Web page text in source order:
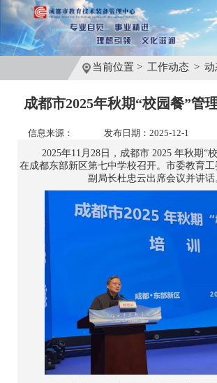
当前位置 > 工作动态 > 动
成都市2025年秋期“校园餐”管
信息来源： 发布日期：2025-12-1
2025年11月28日，成都市 2025 年秋期“
在成都东部新区第七中学校召开。市委教育
副局长杜忠云出席会议并讲话